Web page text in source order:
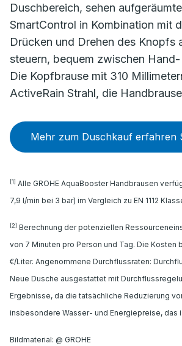
Duschbereich, sehen
SmartControl in Kombination mit
Drücken und Drehen des Knopfs
steuern, bequem zwischen
Die Kopfbrause mit 310
ActiveRain Strahl, die
Mehr zum Duschkauf erfahren
[1] Alle GROHE AquaBooster Handbrausen
7,9 l/min bei 3 bar) im Vergleich zu EN 1112
[2] Berechnung der potenziellen
von 7 Minuten pro Person und Tag. Die
€/Liter. Angenommene Durchflussraten:
Neue Dusche ausgestattet mit
Ergebnisse, da die tatsächliche Reduzierung
insbesondere Wasser- und Energiepreise,
Bildmaterial: @ GROHE